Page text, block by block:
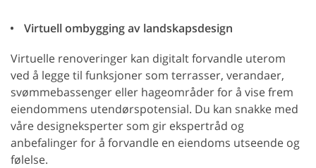
Virtuell ombygging av landskapsdesign
Virtuelle renoveringer kan digitalt forvandle uterom
ved å legge til funksjoner som terrasser, verandaer,
svømmebassenger eller hageområder for å vise frem
eiendommens utendørspotensial. Du kan snakke med
våre designeksperter som gir ekspertråd og
anbefalinger for å forvandle en eiendoms utseende og
følelse.